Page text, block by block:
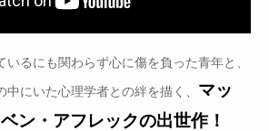
いるにも関わらず心に傷を負った青年と、
にいた心理学者との絆を描く、 マッ
ン・アフレックの出世作！